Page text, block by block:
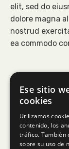
elit, sed do
dolore magna
nostrud
ea commodo
Ese sitio
cookies
Utilizamos
contenido, los
tráfico. También
sobre su uso de